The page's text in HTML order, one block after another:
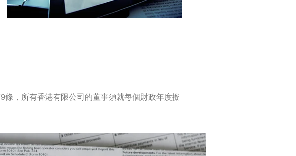
，所有香港有限公司的董事須就每個財政年度擬